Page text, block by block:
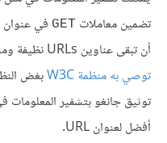
تضمين معاملات GET في عنوان URL مثل
أن تبقى عناوين URLs نظيفة ومنطقية وقابلة للقراءة على النحو الذي
توصي به منظمة W3C
بغض
أفضل لعنوان URL.